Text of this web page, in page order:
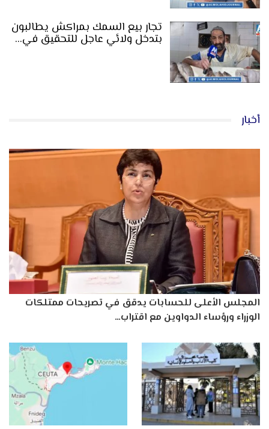
تجار بيع السمك بمراكش يطالبون
بتدخل ولائي عاجل للتحقيق في…
أخبار
المجلس الأعلى للحسابات يدقق في تصريحات ممتلكات
الوزراء ورؤساء الدواوين مع اقتراب…